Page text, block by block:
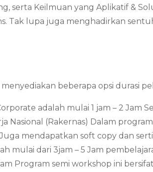
serta Keilmuan yang Aplikatif &
Tak lupa juga menghadirkan
beberapa opsi durasi
adalah mulai 1 jam – 2 Jam
(Rakernas) Dalam
mendapatkan soft copy dan
mulai dari 3jam – 5 Jam
Program semi workshop ini